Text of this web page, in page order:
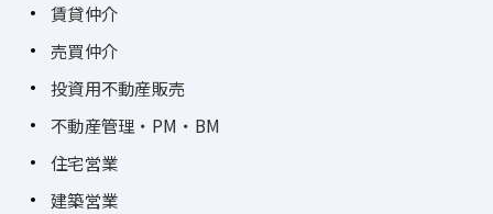
賃貸仲介
売買仲介
投資用不動産販売
不動産管理・PM・BM
住宅営業
建築営業